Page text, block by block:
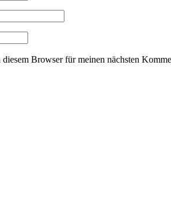
Browser für meinen nächsten